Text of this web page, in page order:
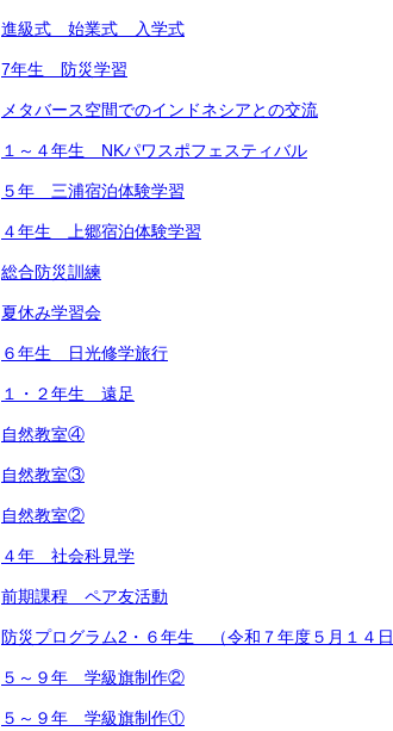
進級式 始業式 入学式
7年生 防災学習
メタバース空間でのインドネシアとの交流
１～４年生 NKパワスポフェスティバル
５年 三浦宿泊体験学習
４年生 上郷宿泊体験学習
総合防災訓練
夏休み学習会
６年生 日光修学旅行
１・２年生 遠足
自然教室④
自然教室③
自然教室②
４年 社会科見学
前期課程 ペア友活動
防災プログラム2・６年生 （令和７年度５月１４日
５～９年 学級旗制作②
５～９年 学級旗制作①